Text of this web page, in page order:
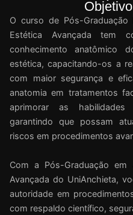
O curso de Pós-Graduação
Estética Avançada tem
conhecimento anatômico
estética, capacitando-os a
com maior segurança e
anatomia em tratamentos
aprimorar as habilidades
garantindo que possam
riscos em procedimentos
Com a Pós-Graduação em
Avançada do UniAnchieta,
autoridade em
com respaldo científico,